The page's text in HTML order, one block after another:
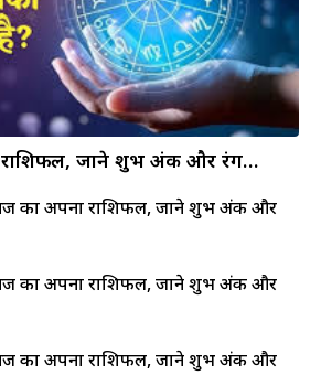
जाने शुभ अंक और रंग…
का अपना राशिफल, जाने शुभ अंक और
का अपना राशिफल, जाने शुभ अंक और
का अपना राशिफल, जाने शुभ अंक और